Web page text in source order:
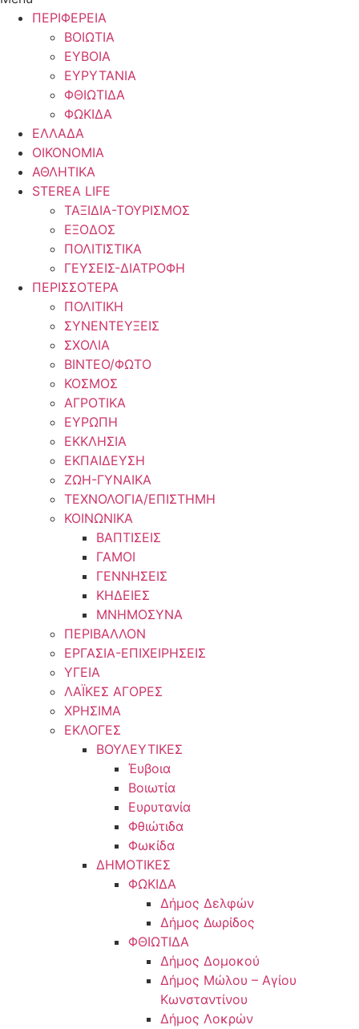
ΠΕΡΙΦΕΡΕΙΑ
ΒΟΙΩΤΙΑ
ΕΥΒΟΙΑ
ΕΥΡΥΤΑΝΙΑ
ΦΘΙΩΤΙΔΑ
ΦΩΚΙΔΑ
ΕΛΛΑΔΑ
ΟΙΚΟΝΟΜΙΑ
ΑΘΛΗΤΙΚΑ
STEREA LIFE
ΤΑΞΙΔΙΑ-ΤΟΥΡΙΣΜΟΣ
ΕΞΟΔΟΣ
ΠΟΛΙΤΙΣΤΙΚΑ
ΓΕΥΣΕΙΣ-ΔΙΑΤΡΟΦΗ
ΠΕΡΙΣΣΟΤΕΡΑ
ΠΟΛΙΤΙΚΗ
ΣΥΝΕΝΤΕΥΞΕΙΣ
ΣΧΟΛΙΑ
ΒΙΝΤΕΟ/ΦΩΤΟ
ΚΟΣΜΟΣ
ΑΓΡΟΤΙΚΑ
ΕΥΡΩΠΗ
ΕΚΚΛΗΣΙΑ
ΕΚΠΑΙΔΕΥΣΗ
ΖΩΗ-ΓΥΝΑΙΚΑ
ΤΕΧΝΟΛΟΓΙΑ/ΕΠΙΣΤΗΜΗ
ΚΟΙΝΩΝΙΚΑ
ΒΑΠΤΙΣΕΙΣ
ΓΑΜΟΙ
ΓΕΝΝΗΣΕΙΣ
ΚΗΔΕΙΕΣ
ΜΝΗΜΟΣΥΝΑ
ΠΕΡΙΒΑΛΛΟΝ
ΕΡΓΑΣΙΑ-ΕΠΙΧΕΙΡΗΣΕΙΣ
ΥΓΕΙΑ
ΛΑΪΚΕΣ ΑΓΟΡΕΣ
ΧΡΗΣΙΜΑ
ΕΚΛΟΓΕΣ
ΒΟΥΛΕΥΤΙΚΕΣ
Έυβοια
Βοιωτία
Ευρυτανία
Φθιώτιδα
Φωκίδα
ΔΗΜΟΤΙΚΕΣ
ΦΩΚΙΔΑ
Δήμος Δελφών
Δήμος Δωρίδος
ΦΘΙΩΤΙΔΑ
Δήμος Δομοκού
Δήμος Μώλου – Αγίου
Κωνσταντίνου
Δήμος Λοκρών